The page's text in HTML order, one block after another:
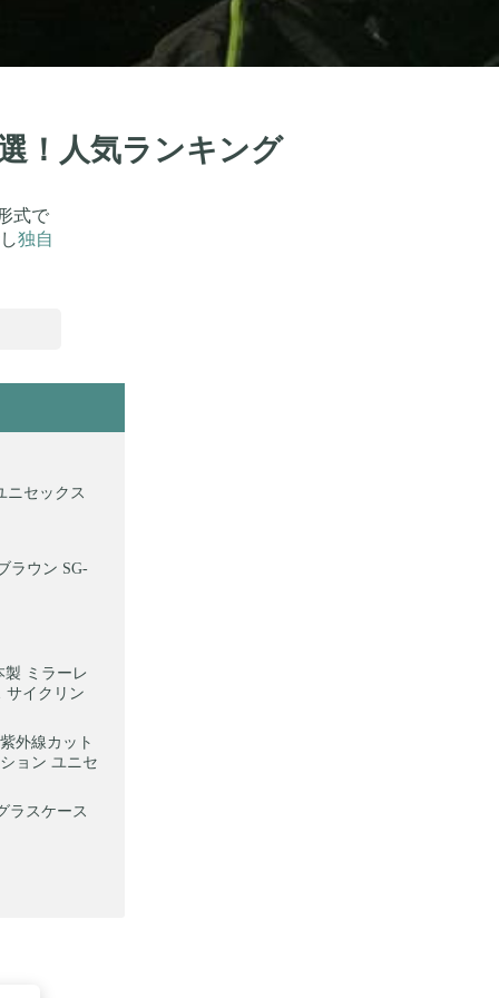
！人気ランキング
式で
独自
ニセックス
ラウン SG-
製 ミラーレ
サイクリン
外線カット
ョン ユニセ
ラスケース